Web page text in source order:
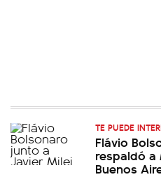
TE PUEDE
Flávio
respaldó a
Buenos